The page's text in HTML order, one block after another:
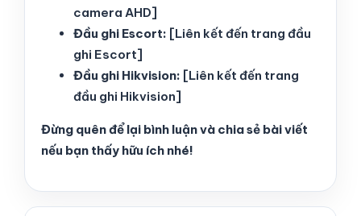
camera AHD]
Đầu ghi Escort: [Liên kết đến trang đầu
ghi Escort]
Đầu ghi Hikvision: [Liên kết đến trang
đầu ghi Hikvision]
Đừng quên để lại bình luận và chia sẻ bài viết
nếu bạn thấy hữu ích nhé!